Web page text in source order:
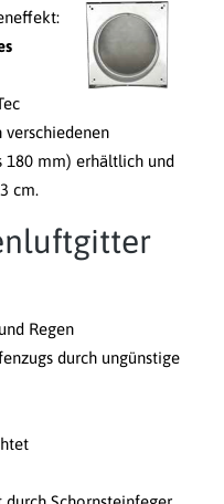
180 mm) erhältlich und
cm.
Regen
durch ungünstige